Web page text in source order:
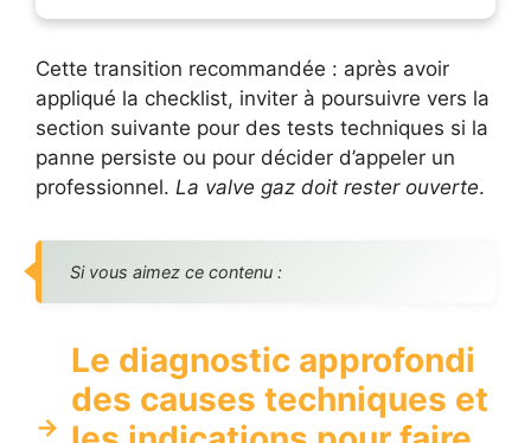
Cette transition recommandée : après avoir
appliqué la checklist, inviter à poursuivre vers la
section suivante pour des tests techniques si la
panne persiste ou pour décider d’appeler un
professionnel. La valve gaz doit rester ouverte.
Si vous aimez ce contenu :
Le diagnostic approfondi
des causes techniques et